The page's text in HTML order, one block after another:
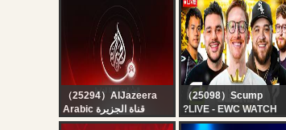
el mundo las 24 horas
VITÓRIA | REUNIÃO
SACUDIU O GRÊMIO |
DEBATE RAIZ |
07/08/26 #738
（25294）AlJazeera
Arabic قناة الجزيرة
البث الحي لقناة الجزيرة |
（25098）Scump
?LIVE - EWC WATCH
PARTY!! OpTic